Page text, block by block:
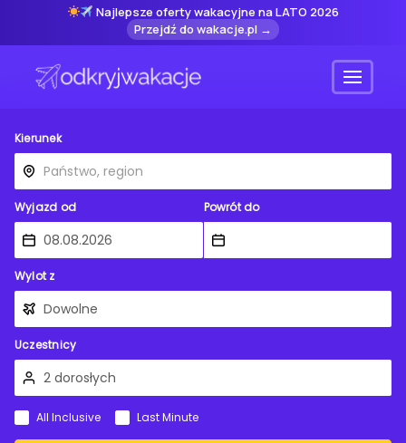
Najlepsze oferty wakacyjne na LATO 2026
Przejdź do wakacje.pl →
Menu
Kierunek
Wyjazd od Powrót do
Wylot z
Uczestnicy
All Inclusive Last Minute